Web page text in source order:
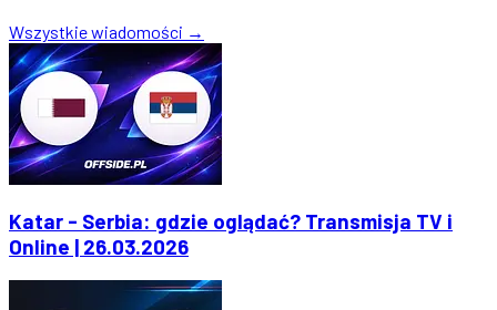
Wszystkie wiadomości →
Katar - Serbia: gdzie oglądać? Transmisja TV i
Online | 26.03.2026